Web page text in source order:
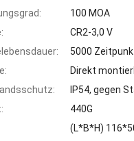
100 MOA
CR2-3,0 V
5000
Direkt
IP54, gegen
440G
(L*B*H)